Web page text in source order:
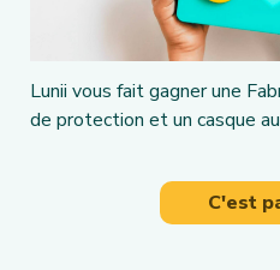
Lunii vous fait gagner une
de protection et un casque
C'est